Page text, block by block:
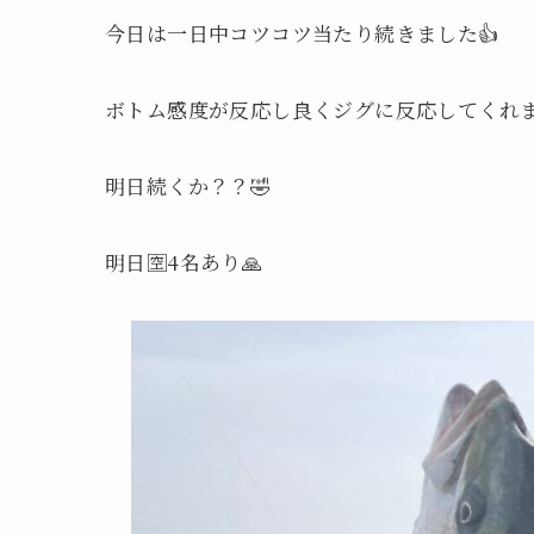
今日は一日中コツコツ当たり続きました👍
ボトム感度が反応し良くジグに反応してくれ
明日続くか？？🤣
明日🈳4名あり🙏